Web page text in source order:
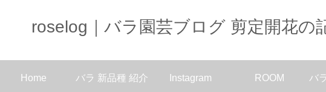
roselog｜バラ園芸ブログ 剪定開花の
Home バラ 新品種 紹介 Instagram ROOM バ